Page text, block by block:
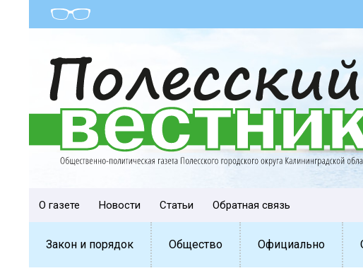
О газете Новости Статьи Обратная связь
Закон и порядок Общество Официально